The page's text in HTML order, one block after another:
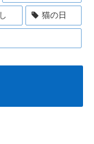
猫の日